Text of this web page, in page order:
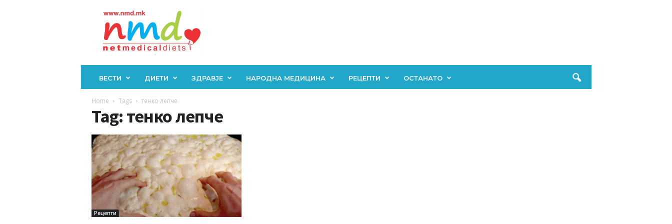
ВЕСТИ ДИЕТИ ЗДРАВЈЕ НАРОДНА МЕДИЦИНА РЕЦЕПТИ ОСТАНАТО
Home Tags тенко лепче
Tag: тенко лепче
Рецепти